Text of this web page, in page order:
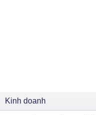
Kinh doanh